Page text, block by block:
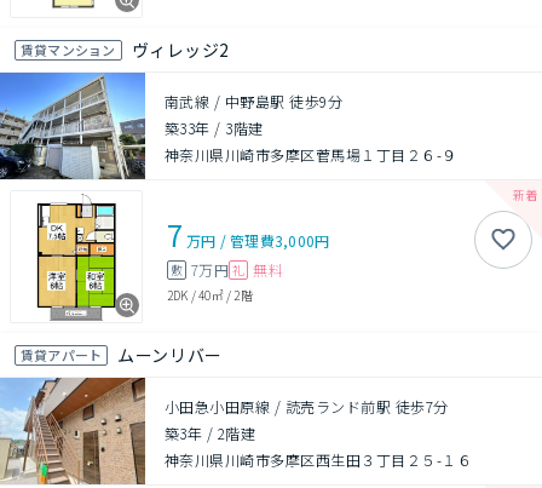
賃貸マンション ヴィレッジ2
南武線 / 中野島駅 徒歩9分
築33年 / 3階建
神奈川県川崎市多摩区菅馬場１丁目２６-９
7 万円 /管理費3,000円
敷 7万円 礼 無料
2DK /40㎡/ 2階
賃貸アパート ムーンリバー
小田急小田原線 / 読売ランド前駅 徒歩7分
築3年 / 2階建
神奈川県川崎市多摩区西生田３丁目２５-１６